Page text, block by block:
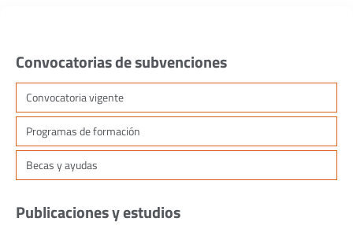
Convocatorias de subvenciones
Convocatoria vigente
Programas de formación
Becas y ayudas
Publicaciones y estudios